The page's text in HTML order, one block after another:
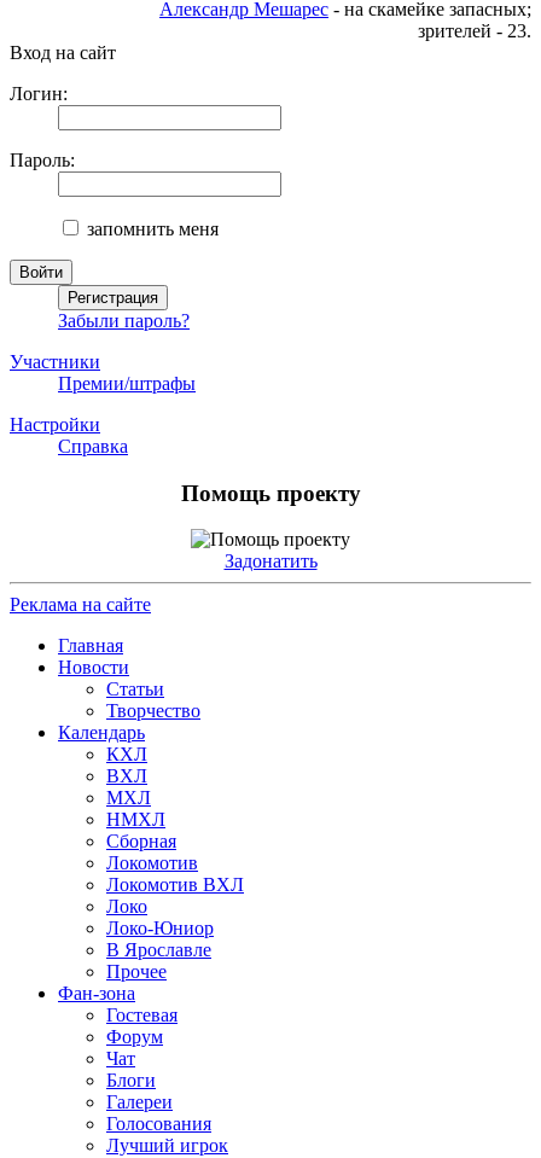
Александр Мешарес - на скамейке запасных;
зрителей - 23.
Вход на сайт
Логин:
Пароль:
запомнить меня
Забыли пароль?
Участники
Премии/штрафы
Настройки
Справка
Помощь проекту
Задонатить
Реклама на сайте
Главная
Новости
Статьи
Творчество
Календарь
КХЛ
ВХЛ
МХЛ
НМХЛ
Сборная
Локомотив
Локомотив ВХЛ
Локо
Локо-Юниор
В Ярославле
Прочее
Фан-зона
Гостевая
Форум
Чат
Блоги
Галереи
Голосования
Лучший игрок